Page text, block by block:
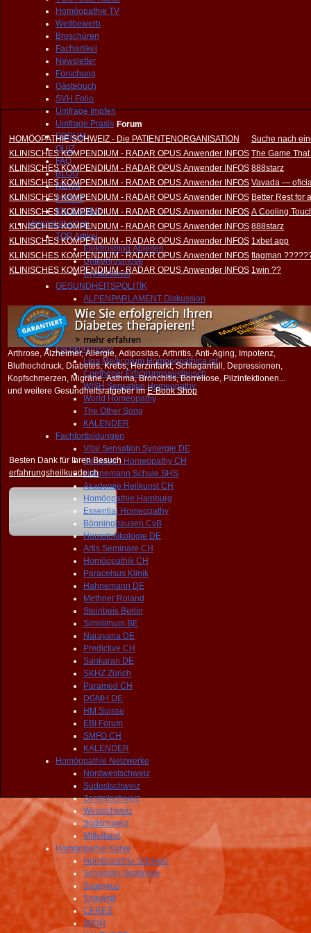
Homöopathie TV
Wettbewerb
Broschüren
Fachartikel
Newsletter
Forschung
Gästebuch
SVH Folio
Umfrage Impfen
Umfrage Praxis
FORUM
QUIZ
FAQ
BLOG
NEWS
PRIVAT
KALENDER
Veranstaltungen
TOP Artikel
Elektrosmog Ableiten
Umkehrosmose
Crystalswiss
GESUNDHEITSPOLITIK
ALPENPARLAMENT Diskussion
WHO untergräbt DEMOKRATIE
FORUM
NEWS
Fachkongresse
Liga Medicorum Homoeopathica int
Coethener Erfahrungsaustausch
WISH Sensation Homeopathy
World Homeopathy
The Other Song
KALENDER
Fachfortbildungen
Vital Sensation Synergie DE
Sensation Homeopathy CH
Hahnemann Schule SHS
Akademie Heilkunst CH
Homöopathie Hamburg
Essential Homeopathy
Bönninghausen CvB
Homotoxikologie DE
Artis Seminare CH
Homöopathik CH
Paracelsus Klinik
Hahnemann DE
Methner Roland
Steinbeis Berlin
Simillimum BE
Narayana DE
Predictive CH
Sankaran DE
SKHZ Zürich
Paramed CH
DGMH DE
HM Suisse
EBI Forum
SMFO CH
KALENDER
Homöopathie Netzwerke
Nordwestschweiz
Südostschweiz
Zentralschweiz
Westschweiz
Südschweiz
Mittelland
Homöopathie Kurse
Homöopathie Schweiz
Schüssler Seminare
Spagyros
Spagyrik
CERES
IWDH
Forum
HOMÖOPATHIE SCHWEIZ - Die PATIENTENORGANISATION
Suche nach
KLINISCHES KOMPENDIUM - RADAR OPUS Anwender INFOS The Game
KLINISCHES KOMPENDIUM - RADAR OPUS Anwender INFOS 888starz
KLINISCHES KOMPENDIUM - RADAR OPUS Anwender INFOS Vavada —
KLINISCHES KOMPENDIUM - RADAR OPUS Anwender INFOS Better Rest for
KLINISCHES KOMPENDIUM - RADAR OPUS Anwender INFOS A Cooling
KLINISCHES KOMPENDIUM - RADAR OPUS Anwender INFOS 888starz
KLINISCHES KOMPENDIUM - RADAR OPUS Anwender INFOS 1xbet app
KLINISCHES KOMPENDIUM - RADAR OPUS Anwender INFOS flagman
KLINISCHES KOMPENDIUM - RADAR OPUS Anwender INFOS 1win ??
Arthrose, Alzheimer, Allergie, Adipositas, Arthritis, Anti-Aging, Impotenz,
Bluthochdruck, Diabetes, Krebs, Herzinfarkt, Schlaganfall, Depressionen,
Kopfschmerzen, Migräne, Asthma, Bronchitis, Borreliose, Pilzinfektionen...
und weitere Gesundheitsratgeber imE-Book Shop
Besten Dank für Ihren Besuch
erfahrungsheilkunde.ch